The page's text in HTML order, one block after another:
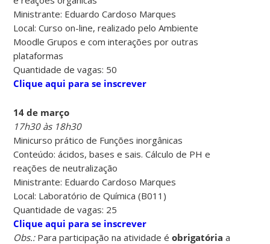
Ministrante: Eduardo Cardoso Marques
Local: Curso on-line, realizado pelo Ambiente
Moodle Grupos e com interações por outras
plataformas
Quantidade de vagas: 50
Clique aqui para se inscrever
14 de março
17h30 às 18h30
Minicurso prático de Funções inorgânicas
Conteúdo: ácidos, bases e sais. Cálculo de PH e
reações de neutralização
Ministrante: Eduardo Cardoso Marques
Local: Laboratório de Química (B011)
Quantidade de vagas: 25
Clique aqui para se inscrever
Obs.:Para participação na atividade éobrigatória a